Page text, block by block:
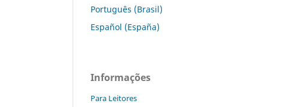
Português (Brasil)
Español (España)
Informações
Para Leitores